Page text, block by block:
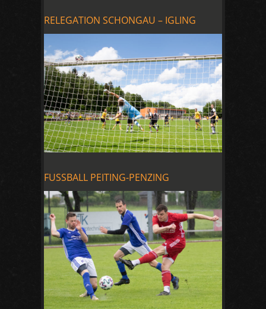
RELEGATION SCHONGAU – IGLING
FUSSBALL PEITING-PENZING